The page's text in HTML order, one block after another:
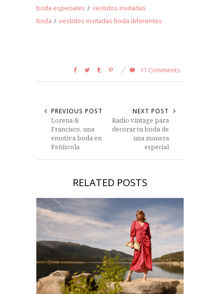
boda especiales / vestidos invitadas
boda / vestidos invitadas boda diferentes
11 Comments
PREVIOUS POST
Lorena &
Francisco, una
emotiva boda en
Peñíscola
NEXT POST
Radio vintage para
decorar tu boda de
una manera
especial
RELATED POSTS